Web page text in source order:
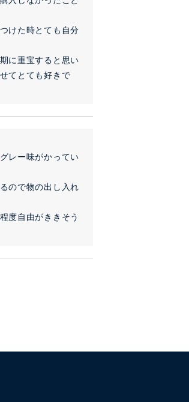
けた時とても自分
に重宝すると思い
てとても好きで
レー味がかってい
ので物の出し入れ
度自由がききそう